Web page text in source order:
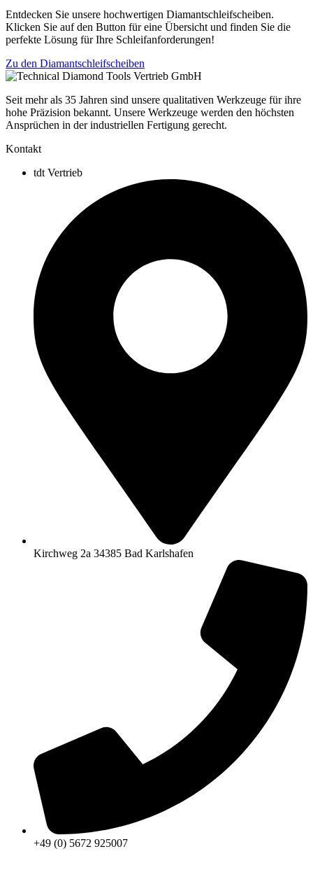
Entdecken Sie unsere hochwertigen Diamantschleifscheiben.
Klicken Sie auf den Button für eine Übersicht und finden Sie die
perfekte Lösung für Ihre Schleifanforderungen!
Zu den Diamantschleifscheiben
Seit mehr als 35 Jahren sind unsere qualitativen Werkzeuge für ihre
hohe Präzision bekannt. Unsere Werkzeuge werden den höchsten
Ansprüchen in der industriellen Fertigung gerecht.
Kontakt
tdt Vertrieb
Kirchweg 2a 34385 Bad Karlshafen
+49 (0) 5672 925007